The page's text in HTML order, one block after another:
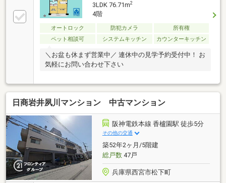
3LDK 76.71m2
4階
オートロック 防犯カメラ
所有権
ペット相談可
システムキッチン カウンターキッチン
＼お盆も休まず営業中／ 連休中の見学予約受付中！ お
気軽にお問い合わせ下さい
日商岩井夙川マンション 中古マンション
阪神電鉄本線 香櫨園駅 徒歩5分
その他の交通
築52年2ヶ月/5階建
総戸数47戸
兵庫県西宮市松下町